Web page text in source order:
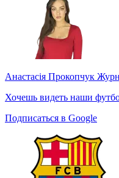
Анастасія Прокопчук
Хочешь видеть наши
Подписаться в Google